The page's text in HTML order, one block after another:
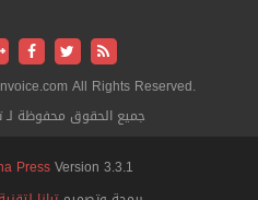
All Rights Reserved.
جميع الحقوق محفوظة لـ
PressVersion 3.3.1